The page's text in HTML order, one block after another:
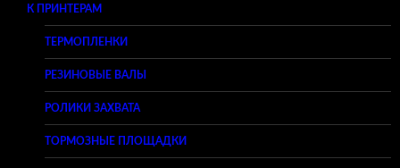
К ПРИНТЕРАМ
ТЕРМОПЛЕНКИ
РЕЗИНОВЫЕ ВАЛЫ
РОЛИКИ ЗАХВАТА
ТОРМОЗНЫЕ ПЛОЩАДКИ